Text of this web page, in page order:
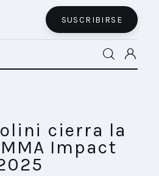
SUSCRIBIRSE
cierra la
Impact